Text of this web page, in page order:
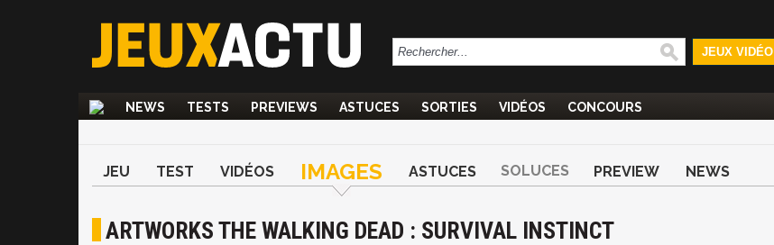
JEUX VIDÉO
NEWS TESTS PREVIEWS ASTUCES SORTIES VIDÉOS CONCOURS
JEU TEST VIDÉOS IMAGES ASTUCES SOLUCES PREVIEW NEWS
ARTWORKS THE WALKING DEAD : SURVIVAL INSTINCT